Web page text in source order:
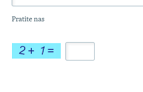
Pratite nas